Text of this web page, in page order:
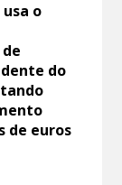
o
do
de euros